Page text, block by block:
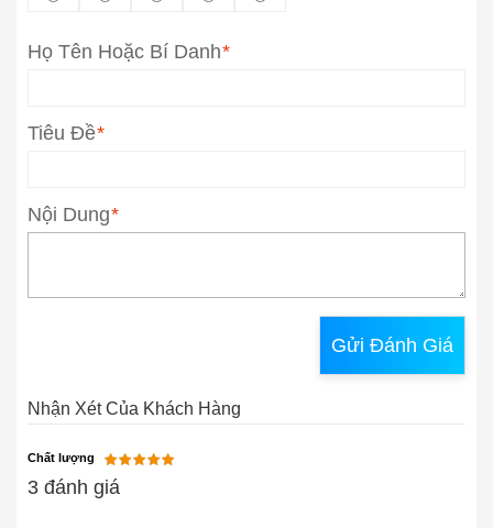
*
Họ Tên Hoặc Bí Danh
*
Tiêu Đề
*
Nội Dung
Gửi Đánh Giá
Nhận Xét Của Khách Hàng
Chất lượng
3 đánh giá